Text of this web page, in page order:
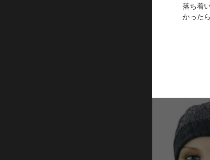
落ち着
かった